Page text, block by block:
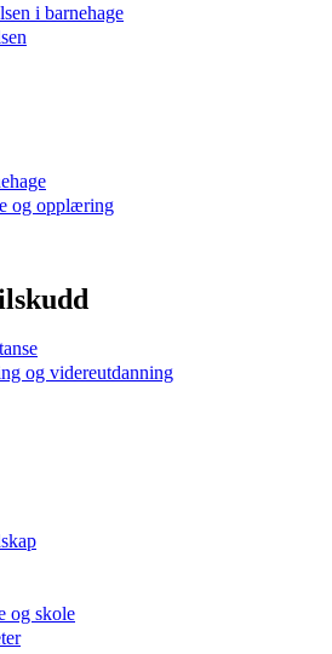
i barnehage
og opplæring
og videreutdanning
og skole